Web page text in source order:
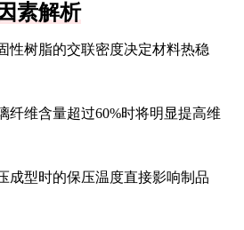
素解析
性树脂的交联密度决定材料热稳
纤维含量超过60%时将明显提高维
成型时的保压温度直接影响制品